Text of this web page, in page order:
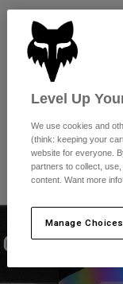
Level Up
We use cookies and
(think: keeping your
website for everyone.
partners to collect,
content. Want more
Manage Choices